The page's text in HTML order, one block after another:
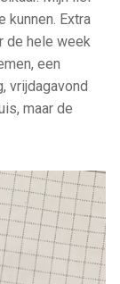
kunnen. Extra
de hele week
een
vrijdagavond
maar de